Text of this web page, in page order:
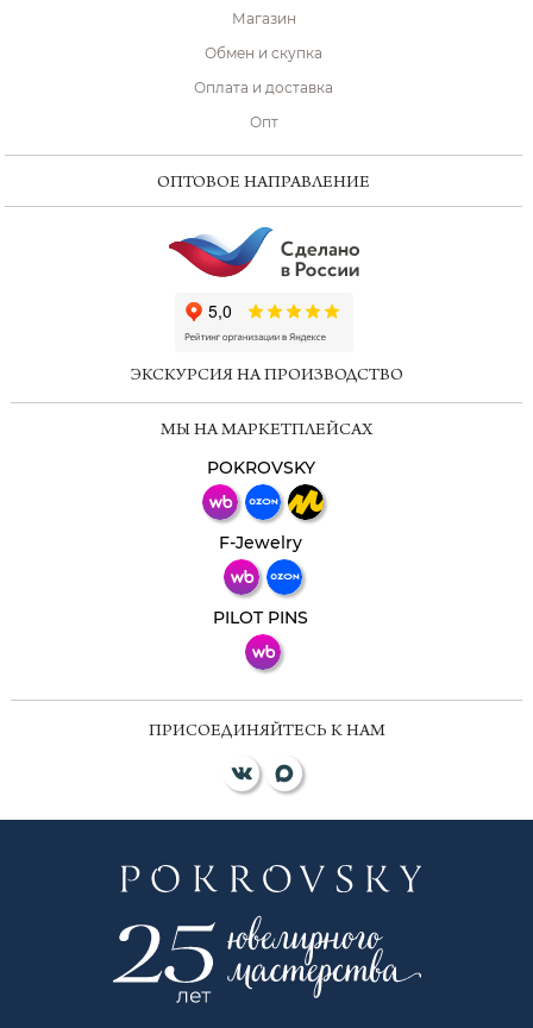
Магазин
Обмен и скупка
Оплата и доставка
Опт
ОПТОВОЕ НАПРАВЛЕНИЕ
ЭКСКУРСИЯ НА ПРОИЗВОДСТВО
МЫ НА МАРКЕТПЛЕЙСАХ
POKROVSKY
F-Jewelry
PILOT PINS
ПРИСОЕДИНЯЙТЕСЬ К НАМ